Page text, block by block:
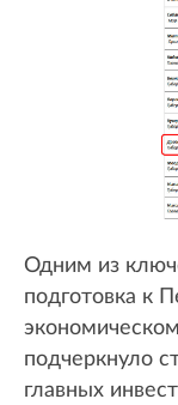
Одним из
подготовка к
подчеркнуло
главных